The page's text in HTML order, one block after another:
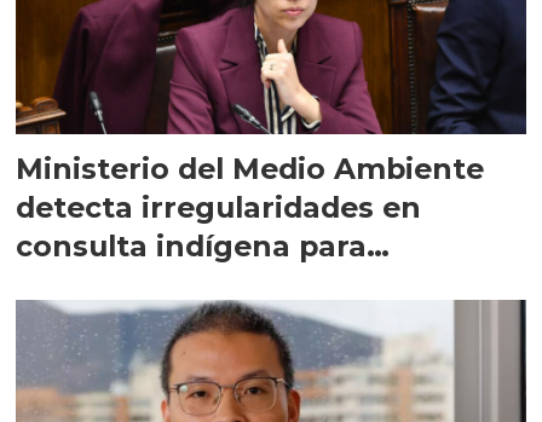
Ministerio del Medio Ambiente
detecta irregularidades en
consulta indígena para